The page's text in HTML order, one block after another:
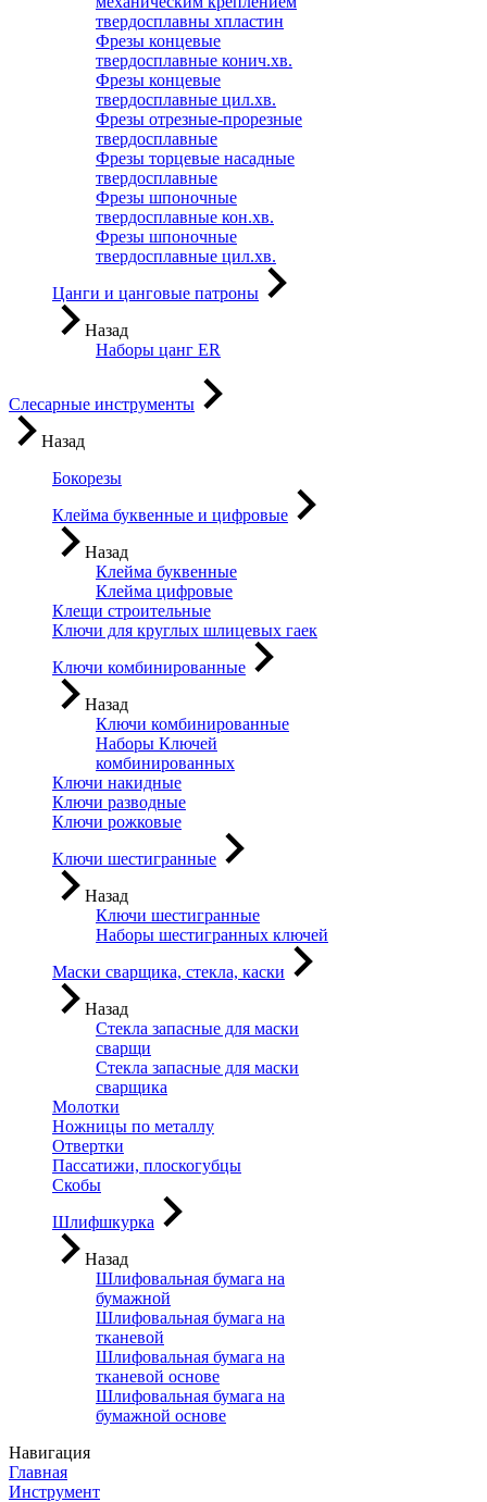
твердосплавны хпластин
Фрезы концевые
твердосплавные конич.хв.
Фрезы концевые
твердосплавные цил.хв.
Фрезы отрезные-прорезные
твердосплавные
Фрезы торцевые насадные
твердосплавные
Фрезы шпоночные
твердосплавные кон.хв.
Фрезы шпоночные
твердосплавные цил.хв.
Цанги и цанговые патроны
Назад
Наборы цанг ER
Слесарные инструменты
Назад
Бокорезы
Клейма буквенные и цифровые
Назад
Клейма буквенные
Клейма цифровые
Клещи строительные
Ключи для круглых шлицевых гаек
Ключи комбинированные
Назад
Ключи комбинированные
Наборы Ключей
комбинированных
Ключи накидные
Ключи разводные
Ключи рожковые
Ключи шестигранные
Назад
Ключи шестигранные
Наборы шестигранных ключей
Маски сварщика, стекла, каски
Назад
Стекла запасные для маски
сварщи
Стекла запасные для маски
сварщика
Молотки
Ножницы по металлу
Отвертки
Пассатижи, плоскогубцы
Скобы
Шлифшкурка
Назад
Шлифовальная бумага на
бумажной
Шлифовальная бумага на
тканевой
Шлифовальная бумага на
тканевой основе
Шлифовальная бумага на
бумажной основе
Навигация
Главная
Инструмент